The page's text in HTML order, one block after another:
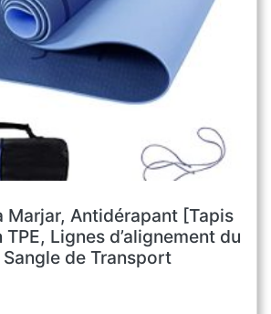
Marjar, Antidérapant [Tapis
Lignes d’alignement du
de Transport